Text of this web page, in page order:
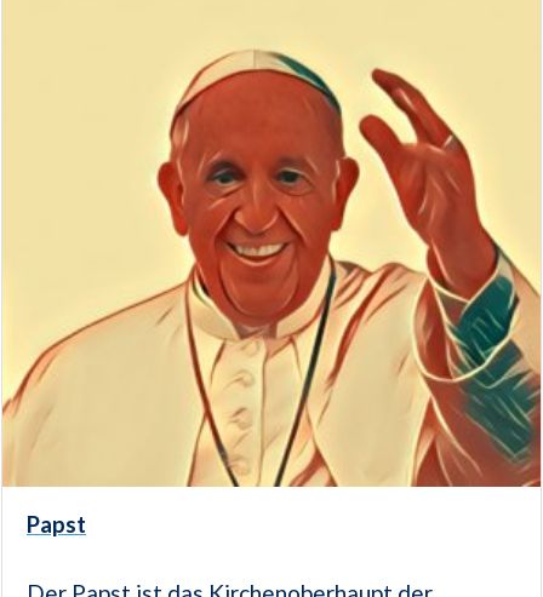
Papst